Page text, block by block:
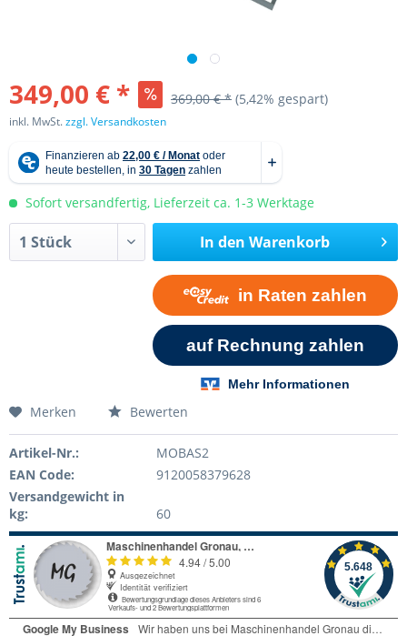
349,00 € * 369,00 € * (5,42% gespart)
inkl. MwSt.zzgl. Versandkosten
Sofort versandfertig, Lieferzeit ca. 1-3 Werktage
In den Warenkorb
Merken Bewerten
Artikel-Nr.:
MOBAS2
EAN Code:
9120058379628
Versandgewicht in
kg:
60